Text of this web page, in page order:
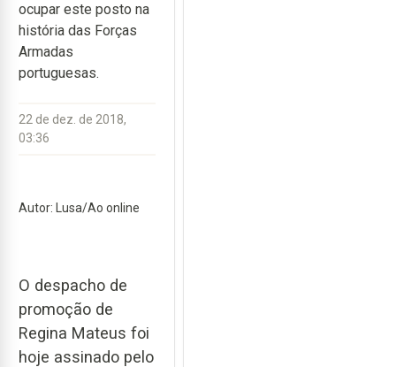
ocupar este posto na
história das Forças
Armadas
portuguesas.
22 de dez. de 2018,
03:36
Autor: Lusa/Ao online
O despacho de
promoção de
Regina Mateus foi
hoje assinado pelo